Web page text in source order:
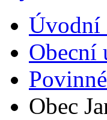
Úvodní
Obecní
Obec